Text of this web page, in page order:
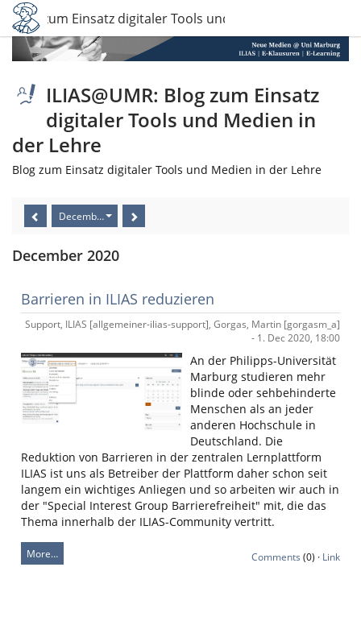
Blog zum Einsatz digitaler Tools und Medien in der Lehre
ILIAS@UMR: Blog zum Einsatz
digitaler Tools und Medien in
der Lehre
Blog zum Einsatz digitaler Tools und Medien in der Lehre
December 2020
December 2020
Barrieren in ILIAS reduzieren
Support, ILIAS [allgemeiner-ilias-support], Gorgas, Martin [gorgasm_a]
- 1. Dec 2020, 18:00
An der Philipps-Universität
Marburg studieren mehr
blinde oder sehbehinderte
Menschen als an jeder
anderen Hochschule in
Deutschland. Die
Reduktion von Barrieren in der zentralen Lernplattform
ILIAS ist uns als Betreiber der Plattform daher schon seit
langem ein wichtiges Anliegen und so arbeiten wir auch in
der "Special Interest Group Barrierefreiheit" mit, die das
Thema innerhalb der ILIAS-Community vertritt.
More… Comments (0) · Link